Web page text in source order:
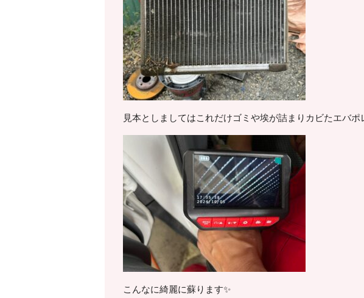
見本としましてはこれだけゴミや埃が詰まりカビたエバ
こんなに綺麗に蘇ります✨